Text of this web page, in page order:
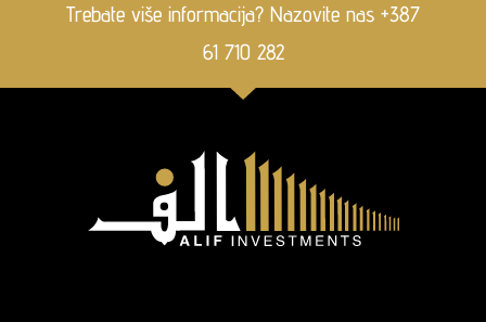
Trebate više informacija? Nazovite nas +387
61 710 282